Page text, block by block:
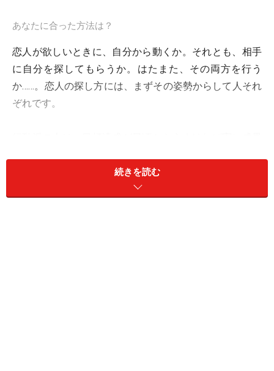
あなたに合った方法は？
恋人が欲しいときに、自分から動くか。それとも、相手
に自分を探してもらうか。はたまた、その両方を行う
か……。恋人の探し方には、まずその姿勢からして人それ
ぞれです。
マネをしても、苦しくなるだけでしょう。出会うための
スケジューリングや、場所選びなどですでにストレスを
続きを読む